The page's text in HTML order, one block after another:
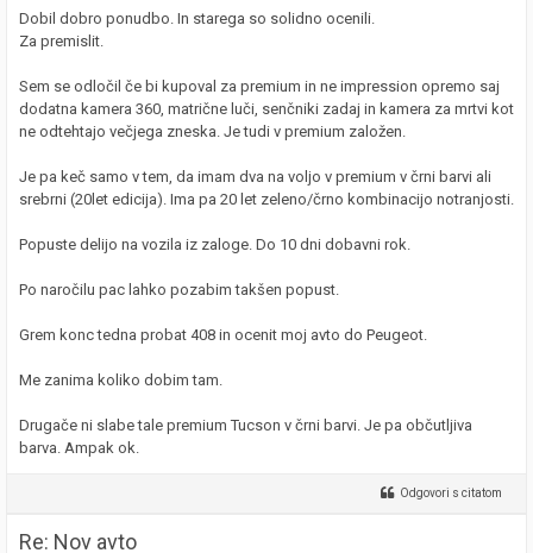
Dobil dobro ponudbo. In starega so solidno ocenili.
Za premislit.
Sem se odločil če bi kupoval za premium in ne impression opremo saj
dodatna kamera 360, matrične luči, senčniki zadaj in kamera za mrtvi kot
ne odtehtajo večjega zneska. Je tudi v premium založen.
Je pa keč samo v tem, da imam dva na voljo v premium v črni barvi ali
srebrni (20let edicija). Ima pa 20 let zeleno/črno kombinacijo notranjosti.
Popuste delijo na vozila iz zaloge. Do 10 dni dobavni rok.
Po naročilu pac lahko pozabim takšen popust.
Grem konc tedna probat 408 in ocenit moj avto do Peugeot.
Me zanima koliko dobim tam.
Drugače ni slabe tale premium Tucson v črni barvi. Je pa občutljiva
barva. Ampak ok.
Odgovori s citatom
Re: Nov avto